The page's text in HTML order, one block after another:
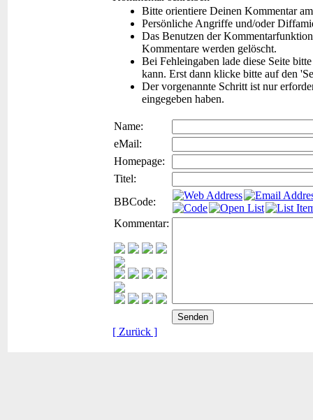
Bitte orientiere Deinen Kommentar
Persönliche Angriffe und/oder
Das Benutzen der
Kommentare werden gelöscht.
Bei Fehleingaben lade diese Seite
kann. Erst dann klicke bitte auf den
Der vorgenannte Schritt ist nur
eingegeben haben.
Name:
eMail:
Homepage:
Titel:
BBCode:
Kommentar:
[ Zurück ]